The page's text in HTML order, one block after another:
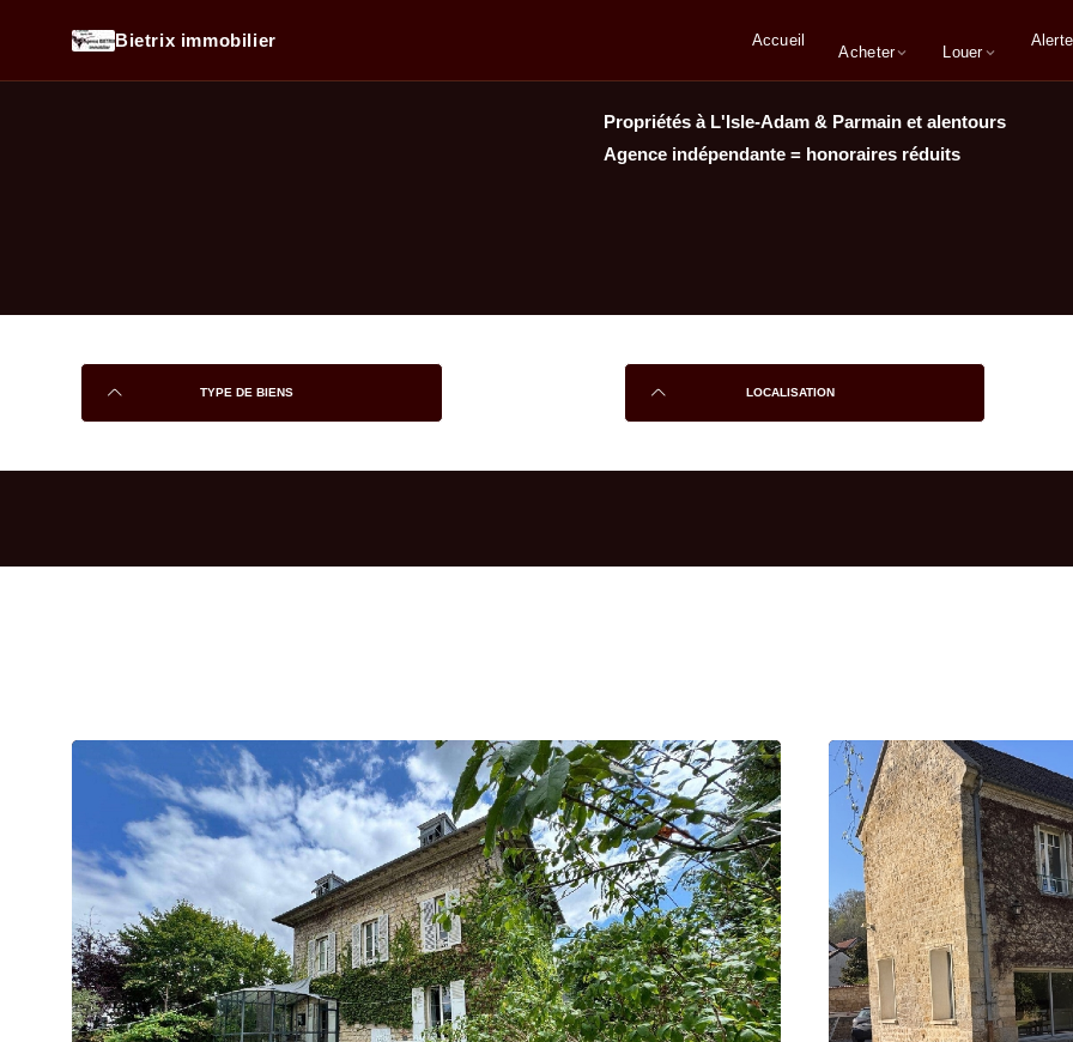
Bietrix immobilier Accueil
Acheter Louer
Propriétés à L'Isle-Adam & Parmain et alentours
Agence indépendante = honoraires réduits
TYPE DE BIENS LOCALISATION